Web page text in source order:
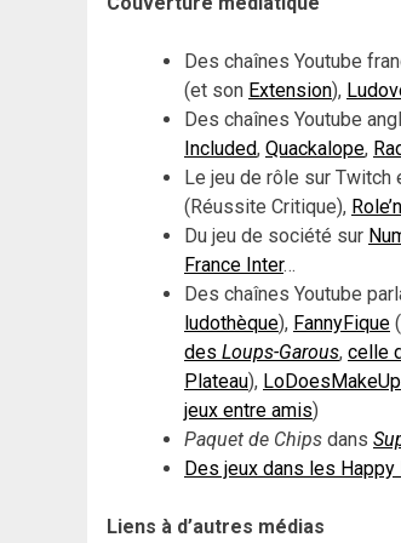
Des chaînes Youtube
(et son Extension),
Des chaînes Youtube
Included, Quackalope,
Le jeu de rôle sur Twitch
(Réussite Critique),
Du jeu de société sur
France Inter…
Des chaînes Youtube
ludothèque), FannyFique (
des Loups-Garous, celle
Plateau), LoDoesMakeUp
jeux entre amis)
Paquet de Chips dans
Des jeux dans les
Liens à d’autres médias